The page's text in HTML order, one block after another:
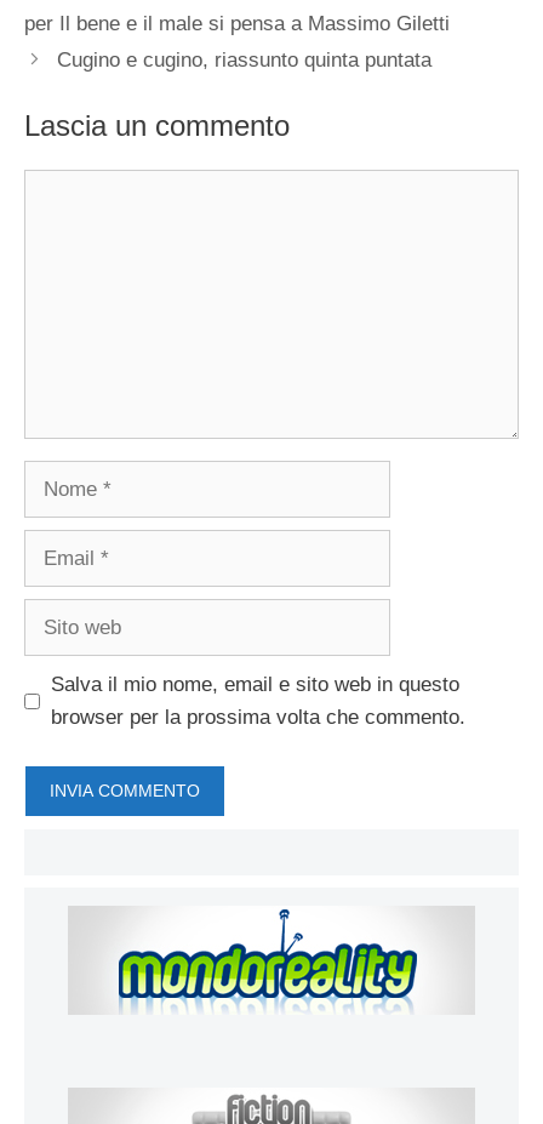
per Il bene e il male si pensa a Massimo Giletti
Cugino e cugino, riassunto quinta puntata
Lascia un commento
Nome
Email
Sito
Salva il mio nome, email e sito web in questo
browser per la prossima volta che commento.